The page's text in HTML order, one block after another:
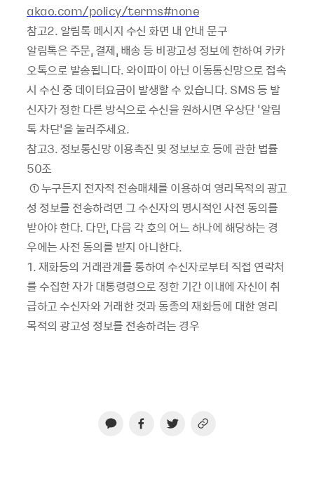
akao.com/policy/terms#none
참고2. 알림톡 메시지 수신 화면 내 안내 문구
알림톡은주문, 결제, 배송등 비광고성 정보에 한하여 카카
오톡으로 발송됩니다.와이파이 아닌 이동통신망으로 접속
시 수신 중 데이터요금이 발생할수 있습니다. SMS등 발
신자가정한 다른 방식으로수신을 원하시면 우상단'알림
톡차단'을눌러주세요.
참고3. 정보통신망 이용촉진 및 정보보호등에 관한 법률
50조
①누구든지 전자적 전송매체를 이용하여 영리목적의 광고
성 정보를 전송하려면 그수신자의 명시적인 사전 동의를
받아야한다. 다만, 다음 각호의 어느 하나에 해당하는 경
우에는사전 동의를 받지 아니한다.
1.재화등의 거래관계를통하여 수신자로부터 직접 연락처
를수집한자가 대통령령으로 정한 기간이내에 자신이 취
급하고수신자와 거래한 것과동종의 재화등에 대한영리
목적의 광고성 정보를 전송하려는 경우